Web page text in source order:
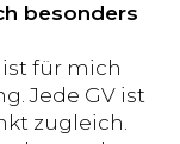
besonders
für mich
Jede GV ist
zugleich.